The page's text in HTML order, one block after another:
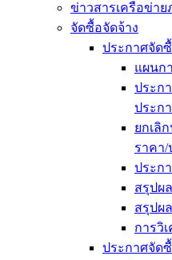
ข่าวสารเครือข่าย
จัดซื้อจัดจ้าง
ประกาศจัด
แผนก
ประก
ประก
ยกเลิ
ราคา/
ประก
สรุปผ
สรุปผ
การวิ
ประกาศจัดซื้